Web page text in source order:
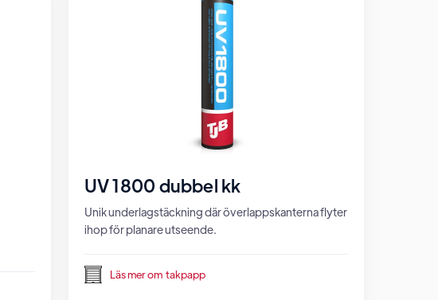
UV 1800 dubbel kk
Unik underlagstäckning där överlappskanterna flyter
ihop för planare utseende.
Läs mer om takpapp